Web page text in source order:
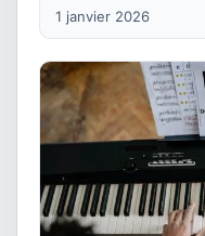
1 janvier 2026